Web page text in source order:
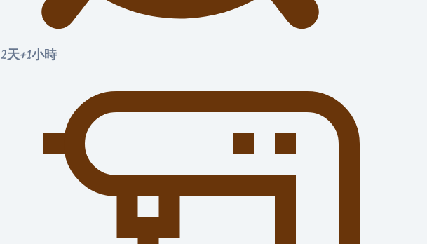
2天+1小時